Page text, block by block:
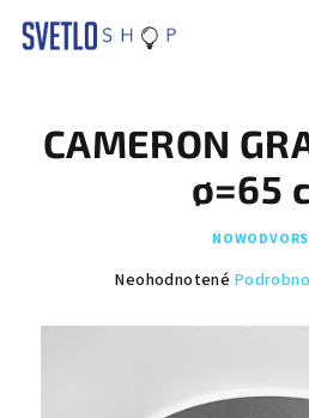
CAMERON
ø=65
Priemerné
produktu
Neohodnotené